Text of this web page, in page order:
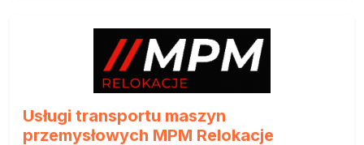
Usługi transportu maszyn
przemysłowych MPM Relokacje